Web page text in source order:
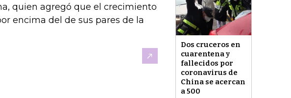
Dos cruceros en
cuarentena y
fallecidos por
coronavirus de
China se acercan
a 500
quien agregó que el crecimiento
encima del de sus pares de la